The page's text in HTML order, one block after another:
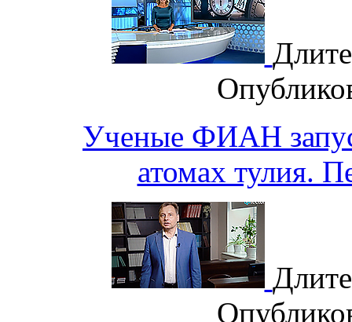
Ученые ФИАН
атомах тулия.